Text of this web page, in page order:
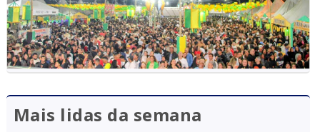
Mais lidas da semana